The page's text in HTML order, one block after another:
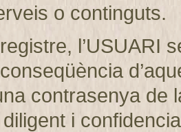
o continguts.
l’USUARI
contrasenya de
i